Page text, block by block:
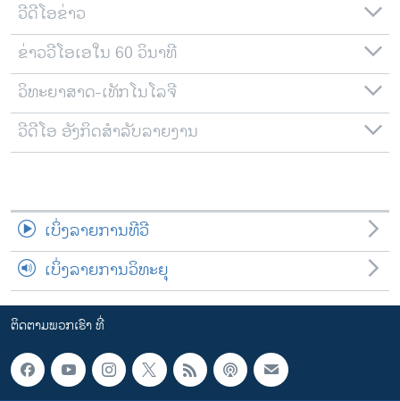
ວີດີໂອຂ່າວ
ຂ່າວວີໂອເອໃນ 60 ວິນາທີ
ວິທະຍາສາດ-ເທັກໂນໂລຈີ
ວີດີໂອ ອັງກິດສຳລັບລາຍງານ
ເບິ່ງລາຍການທີວີ
ເບິ່ງລາຍການວິທະຍຸ
ຕິດຕາມພວກເຮົາ ທີ່